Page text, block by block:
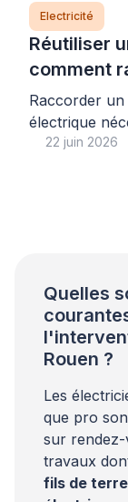
Electricité
Réutiliser
comment
toute
Raccorder
électrique
règles de
22 juin 2026
Quelles
Rouen ?
Les
que pro
sur rendez-
travaux
fils de